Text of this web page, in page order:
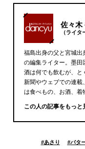
佐々木
（ライタ
福島出身の父と宮城出
の編集ライター。墨田
酒は何でも飲むが、と
新聞やウェブでの連載
は食べもの、お酒、着
この人の記事をもっと
#あさり #バタ